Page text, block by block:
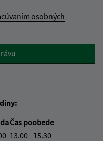
osobných
Čas poobede
13.00 - 15.30